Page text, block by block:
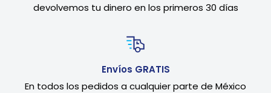
devolvemos tu dinero en los primeros 30 días
Envíos GRATIS
En todos los pedidos a cualquier parte de México